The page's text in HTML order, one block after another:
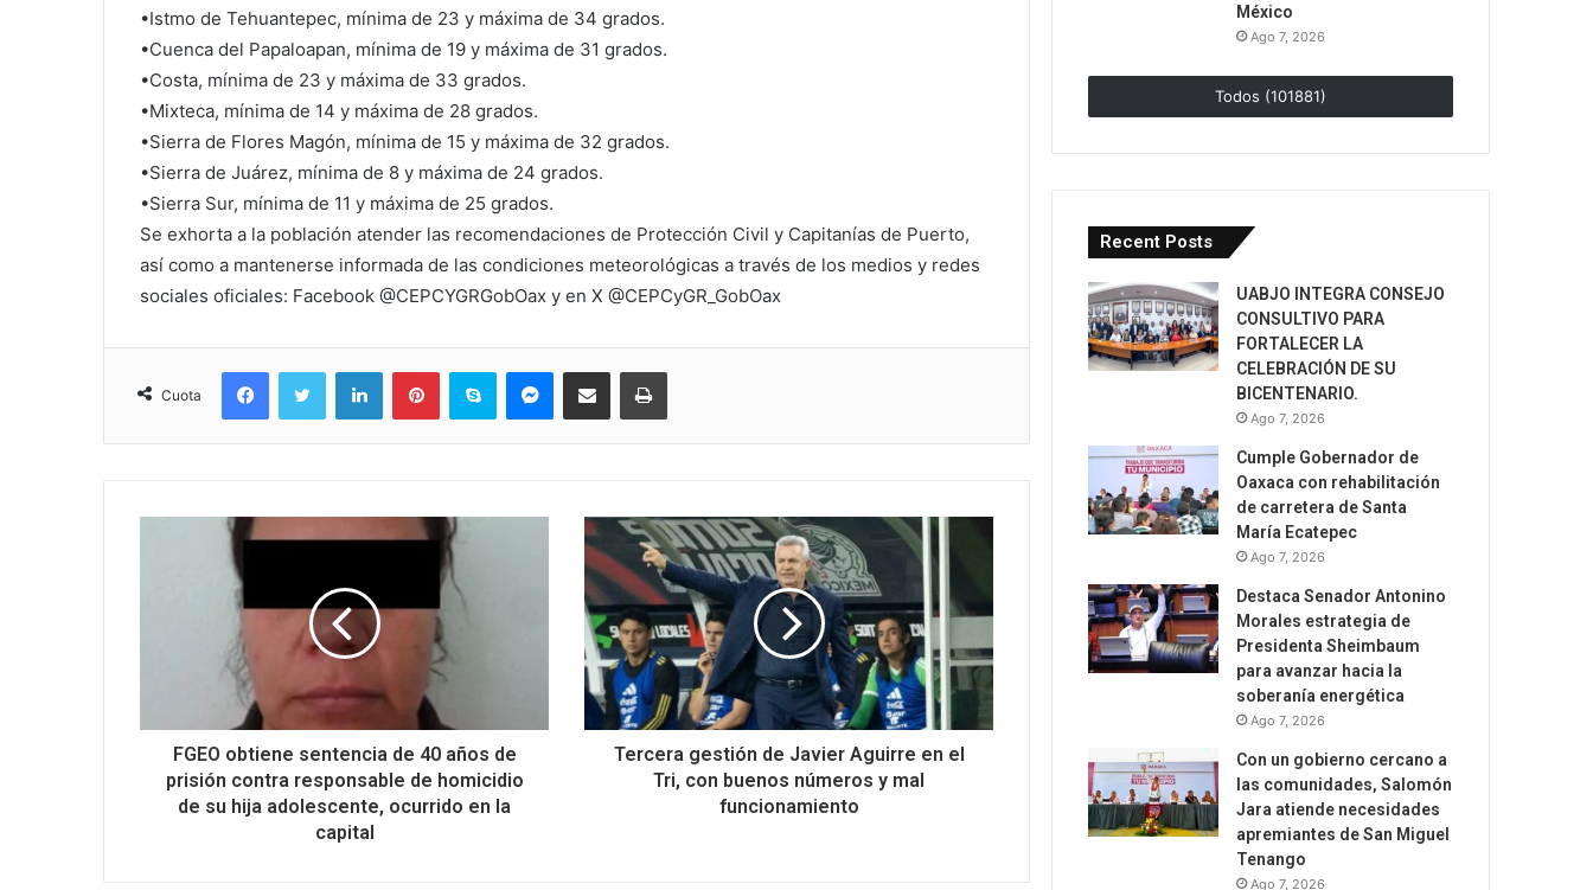
•Istmo de Tehuantepec, mínima de 23 y máxima de 34 grados.
•Cuenca del Papaloapan, mínima de 19 y máxima de 31 grados.
•Costa, mínima de 23 y máxima de 33 grados.
•Mixteca, mínima de 14 y máxima de 28 grados.
•Sierra de Flores Magón, mínima de 15 y máxima de 32 grados.
•Sierra de Juárez, mínima de 8 y máxima de 24 grados.
•Sierra Sur, mínima de 11 y máxima de 25 grados.
Se exhorta a la población atender las recomendaciones de Protección Civil y Capitanías de Puerto,
así como a mantenerse informada de las condiciones meteorológicas a través de los medios y redes
sociales oficiales: Facebook @CEPCYGRGobOax y en X @CEPCyGR_GobOax
Cuota
FacebookTwitter LinkedInPinterestSkype MessengerCompartir via correo electrónicoImpresión
FGEO obtiene sentencia de 40 años de
prisión contra responsable de homicidio
de su hija adolescente, ocurrido en la
capital
Tercera gestión de Javier Aguirre en el
Tri, con buenos números y mal
funcionamiento
México
Ago 7, 2026
Todos (101881)
Recent Posts
UABJO INTEGRA CONSEJO
CONSULTIVO PARA
FORTALECER LA
CELEBRACIÓN DE SU
BICENTENARIO.
Ago 7, 2026
Cumple Gobernador de
Oaxaca con rehabilitación
de carretera de Santa
María Ecatepec
Ago 7, 2026
Destaca Senador Antonino
Morales estrategia de
Presidenta Sheimbaum
para avanzar hacia la
soberanía energética
Ago 7, 2026
Con un gobierno cercano a
las comunidades, Salomón
Jara atiende necesidades
apremiantes de San Miguel
Tenango
Ago 7, 2026